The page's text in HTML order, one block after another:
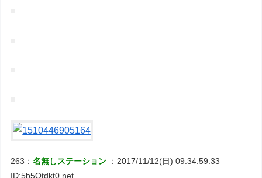
263：名無しステーション
：2017/11/12(日) 09:34:59.33
ID:5b5Otdkt0.net